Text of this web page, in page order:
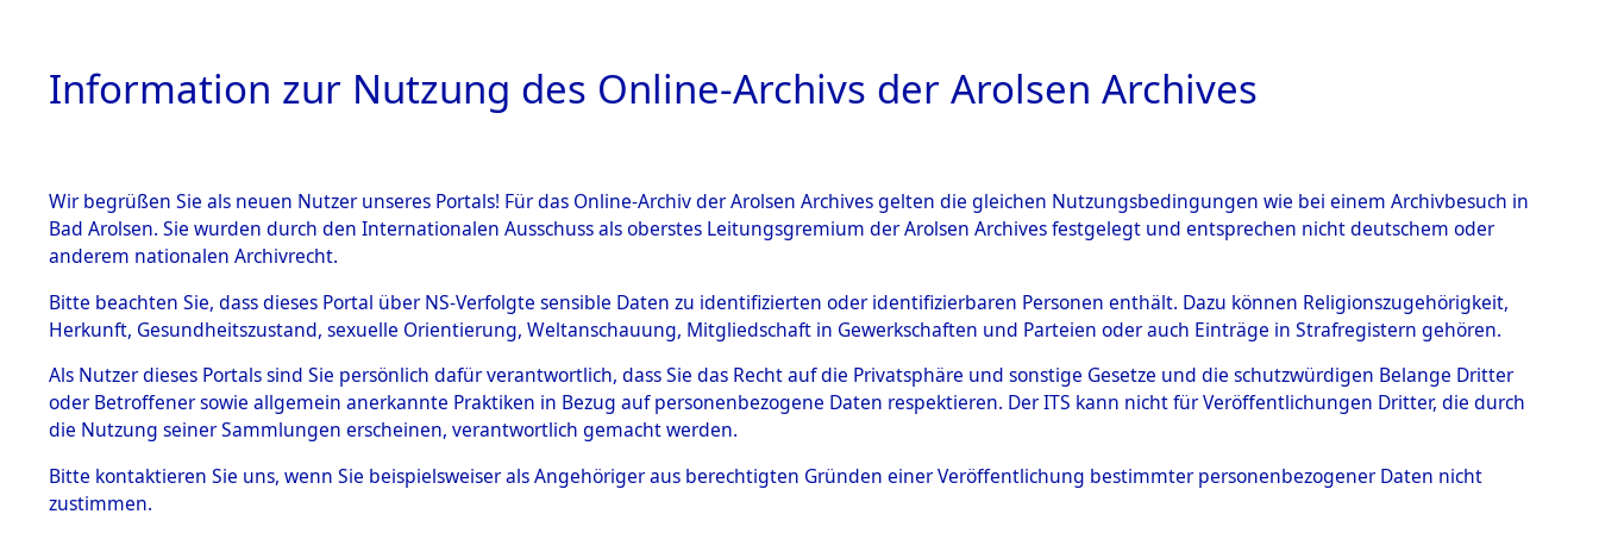
HOME BESTANDSBESCHREIBUNG ARCHIVALE ÜBERSICHT BILD
BESTÄNDE
Inhaftierungsdoku
mente
5. Verschiedenes
Todesmärsche
5.3.1 Alliierte
Ermittlung des Ablaufs und der Routen von
Evakuierungsmärschen, die Feststellung der Anzahl unbekannter
Toter aus Konzentrationslagern und der Ort ihrer Grablegungen:
Fehlanzeigen→0002 (84629320)→0184 (84629371)
Information zur Nutzung des Online-Archivs der Arolsen Archives
Wir begrüßen Sie als neuen Nutzer unseres Portals! Für das Online-Archiv der Arolsen Archives gelten die gleichen Nutzungsbedingungen wie bei einem Archivbesuch in
Bad Arolsen. Sie wurden durch den Internationalen Ausschuss als oberstes Leitungsgremium der Arolsen Archives festgelegt und entsprechen nicht deutschem oder
anderem nationalen Archivrecht.
Bitte beachten Sie, dass dieses Portal über NS-Verfolgte sensible Daten zu identifizierten oder identifizierbaren Personen enthält. Dazu können Religionszugehörigkeit,
Herkunft, Gesundheitszustand, sexuelle Orientierung, Weltanschauung, Mitgliedschaft in Gewerkschaften und Parteien oder auch Einträge in Strafregistern gehören.
Als Nutzer dieses Portals sind Sie persönlich dafür verantwortlich, dass Sie das Recht auf die Privatsphäre und sonstige Gesetze und die schutzwürdigen Belange Dritter
oder Betroffener sowie allgemein anerkannte Praktiken in Bezug auf personenbezogene Daten respektieren. Der ITS kann nicht für Veröffentlichungen Dritter, die durch
die Nutzung seiner Sammlungen erscheinen, verantwortlich gemacht werden.
Bitte kontaktieren Sie uns, wenn Sie beispielsweiser als Angehöriger aus berechtigten Gründen einer Veröffentlichung bestimmter personenbezogener Daten nicht
zustimmen.